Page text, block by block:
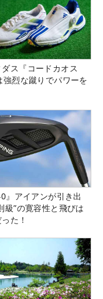
ス『コードカオス
強烈な蹴りでパワーを
』アイアンが引き出
級”の寛容性と飛びは
た！